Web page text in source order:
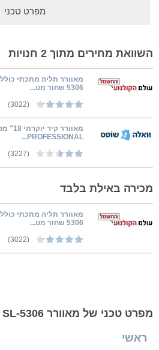
מפרט טכני
השוואת מחירים מתוך 2 חנויות
5306 שחור מט...
(3022)
מאוורר קיר
PROFESSIONAL...
(3227)
מכירה באילת בלבד
5306 שחור מט...
(3022)
מפרט טכני של מאוורר SOL SL-5306
ראשי